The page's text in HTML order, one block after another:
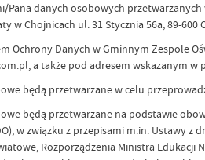
danych osobowych
w Chojnicach ul. 31 Stycznia 56a, 89-600
Danych w Gminnym Zespole
a także pod adresem wskazanym w
będą przetwarzane w celu
będą przetwarzane na podstawie
w związku z przepisami m.in. Ustawy z
Rozporządzenia Ministra